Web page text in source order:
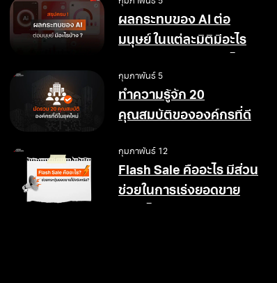
ผลกระทบของ AI ต่อ
มนุษย์ ในแต่ละมิติมีอะไร
กุมภาพันธ์ 5
ทำความรู้จัก 20
คุณสมบัติขององค์กรที่ดี
กุมภาพันธ์ 12
Flash Sale คืออะไร มีส่วน
ช่วยในการเร่งยอดขาย